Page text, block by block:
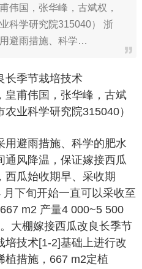
伟国，张华峰，古斌权，
科学研究院315040） 浙
避雨措施、科学…
长季节栽培技术
皇甫伟国，张华峰，古斌
业科学研究院315040）
用避雨措施、科学的肥水
通风降温，保证嫁接西瓜
西瓜始收期早、采收期
下旬开始一直可以采收至
m2 产量4 000~5 500
大棚嫁接西瓜改良长季节
培技术[1-2]基础上进行改
植措施，667 m2定植